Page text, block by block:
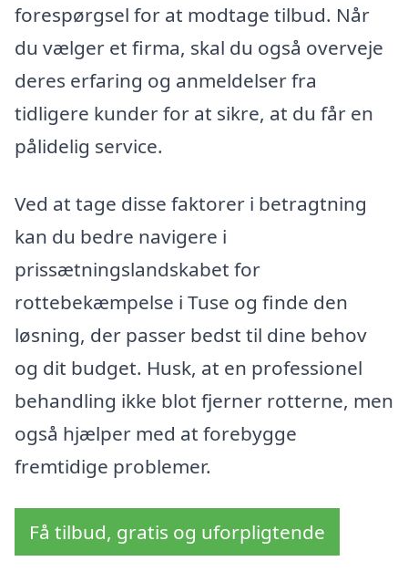
forespørgsel for at modtage tilbud. Når
du vælger et firma, skal du også overveje
deres erfaring og anmeldelser fra
tidligere kunder for at sikre, at du får en
pålidelig service.
Ved at tage disse faktorer i betragtning
kan du bedre navigere i
prissætningslandskabet for
rottebekæmpelse i Tuse og finde den
løsning, der passer bedst til dine behov
og dit budget. Husk, at en professionel
behandling ikke blot fjerner rotterne, men
også hjælper med at forebygge
fremtidige problemer.
Få tilbud, gratis og uforpligtende